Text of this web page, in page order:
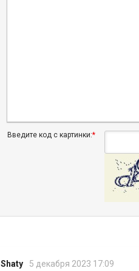
Введите код с картинки:*
Shaty 5 декабря 2023 17:09